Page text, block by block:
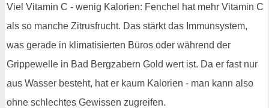
Viel Vitamin C - wenig Kalorien: Fenchel hat mehr Vitamin C
als so manche Zitrusfrucht. Das stärkt das Immunsystem,
was gerade in klimatisierten Büros oder während der
Grippewelle in Bad Bergzabern Gold wert ist. Da er fast nur
aus Wasser besteht, hat er kaum Kalorien - man kann also
ohne schlechtes Gewissen zugreifen.